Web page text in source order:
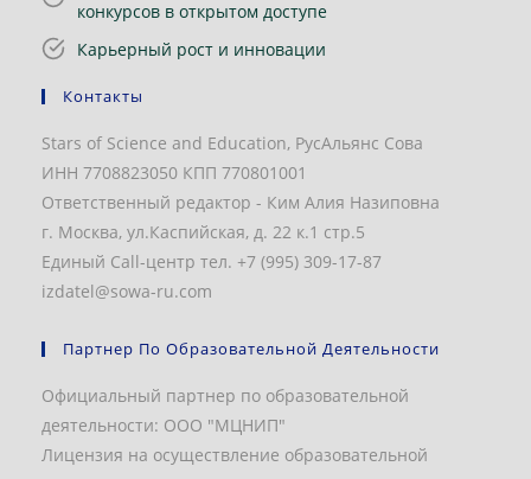
конкурсов в открытом доступе
Карьерный рост и инновации
Контакты
Stars of Science and Education, РусАльянс Сова
ИНН 7708823050 КПП 770801001
Ответственный редактор - Ким Алия Назиповна
г. Москва, ул.Каспийская, д. 22 к.1 стр.5
Единый Call-центр тел. +7 (995) 309-17-87
izdatel@sowa-ru.com
Партнер По Образовательной Деятельности
Официальный партнер по образовательной
деятельности: ООО "МЦНИП"
Лицензия на осуществление образовательной